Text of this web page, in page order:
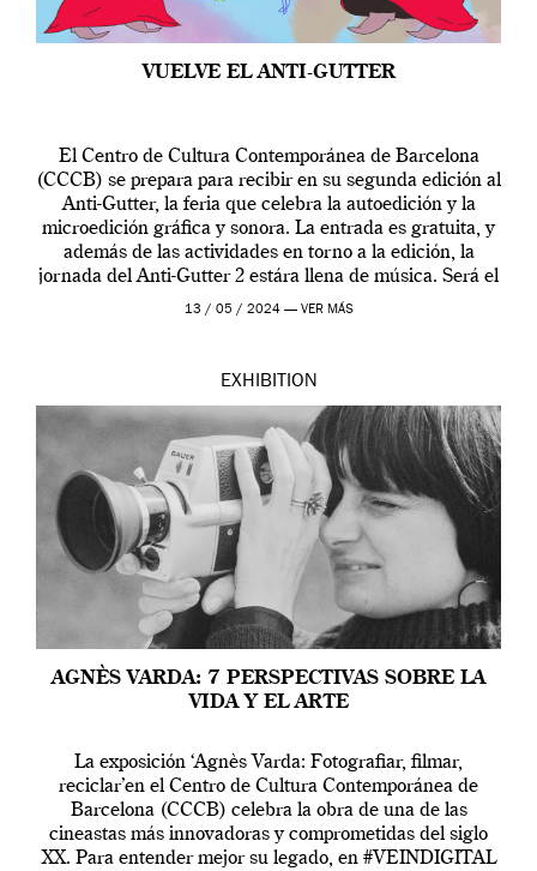
VUELVE EL ANTI-GUTTER
El Centro de Cultura Contemporánea de Barcelona
(CCCB) se prepara para recibir en su segunda edición al
Anti-Gutter, la feria que celebra la autoedición y la
microedición gráfica y sonora. La entrada es gratuita, y
además de las actividades en torno a la edición, la
jornada del Anti-Gutter 2 estára llena de música. Será el
[…]
13 / 05 / 2024 — VER MÁS
EXHIBITION
AGNÈS VARDA: 7 PERSPECTIVAS SOBRE LA
VIDA Y EL ARTE
La exposición ‘Agnès Varda: Fotografiar, filmar,
reciclar’en el Centro de Cultura Contemporánea de
Barcelona (CCCB) celebra la obra de una de las
cineastas más innovadoras y comprometidas del siglo
XX. Para entender mejor su legado, en #VEINDIGITAL